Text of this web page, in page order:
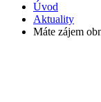
Úvod
Aktuality
Máte zájem